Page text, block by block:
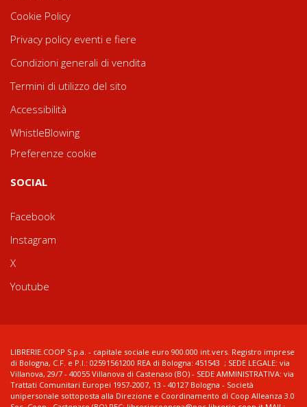
Cookie Policy
Privacy policy eventi e fiere
Condizioni generali di vendita
Termini di utilizzo del sito
Accessibilità
WhistleBlowing
Preferenze cookie
SOCIAL
Facebook
Instagram
X
Youtube
LIBRERIE.COOP S.p.a. - capitale sociale euro 900.000 int.vers. Registro imprese
di Bologna, C.F. e P.I.: 02591561200 REA di Bologna: 451543 ; SEDE LEGALE: via
Villanova, 29/7 - 40055 Villanova di Castenaso (BO) - SEDE AMMINISTRATIVA: via
Trattati Comunitari Europei 1957-2007, 13 - 40127 Bologna - Società
unipersonale sottoposta alla Direzione e Coordinamento di Coop Alleanza 3.0